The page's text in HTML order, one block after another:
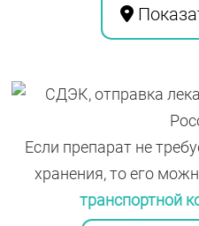
Если препарат не
хранения, то его
транспортной